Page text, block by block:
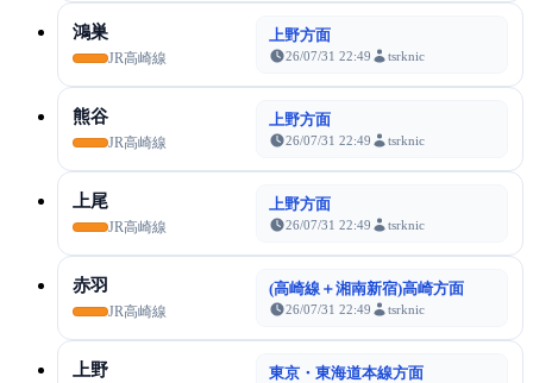
鴻巣
JR高崎線
上野方面
26/07/31 22:49 tsrknic
熊谷
JR高崎線
上野方面
26/07/31 22:49 tsrknic
上尾
JR高崎線
上野方面
26/07/31 22:49 tsrknic
赤羽
JR高崎線
(高崎線＋湘南新宿)高崎方面
26/07/31 22:49 tsrknic
上野 東京・東海道本線方面